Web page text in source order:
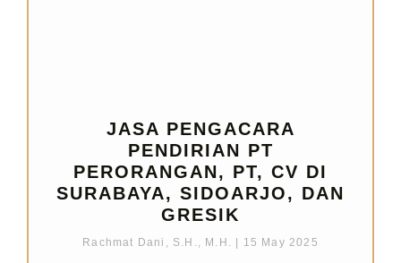
JASA PENGACARA
PENDIRIAN PT
PERORANGAN, PT, CV DI
SURABAYA, SIDOARJO, DAN
GRESIK
Rachmat Dani, S.H., M.H. 15 May 2025